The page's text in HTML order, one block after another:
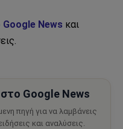
News και
Google News
πηγή για να λαμβάνεις
και αναλύσεις.